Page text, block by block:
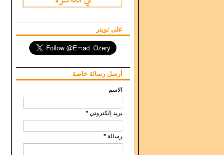
على تويتر
أرسل رسالة خاصة
الاسم
بريد إلكتروني *
رسالة *